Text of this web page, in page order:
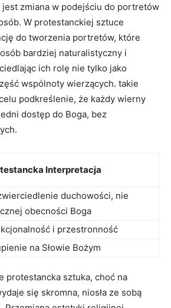
jest zmiana w podejściu do portretów
W protestanckiej sztuce
do tworzenia portretów, które
bardziej naturalistyczny i
ich rolę nie tylko jako
wspólnoty wierzących. takie
podkreślenie, że każdy wierny
dostęp do Boga, bez
Interpretacja
duchowości, nie
obecności Boga
i przestronność
na Słowie Bożym
protestancka sztuka, choć na
się skromna, niosła ze sobą